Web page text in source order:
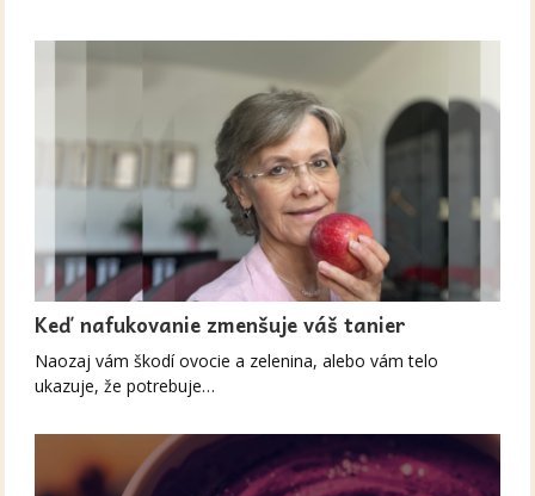
Keď nafukovanie zmenšuje váš tanier
Naozaj vám škodí ovocie a zelenina, alebo vám telo
ukazuje, že potrebuje…